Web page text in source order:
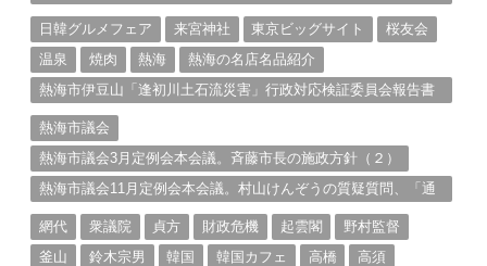
日韓グルメフェア
来宮神社 東京ビッグサイト
桜友会
温泉
焼肉 熱海
熱海の名店名品紹介
熱海市伊豆山「逢初川土石流災害」行政対応検証委員会報告書
熱海市議会
熱海市議会3月定例会本会議。斉藤市長の施政方針（２）
熱海市議会11月定例会本会議。村山けんぞうの質疑質問、「通
網代
衆議院 貞方 財政危機 起雲閣
野村監督
釜山
鈴木宗男 韓国 韓国カフェ 高橋 高須